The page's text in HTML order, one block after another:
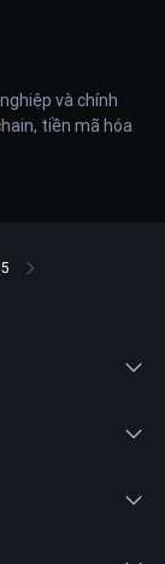
và chính
tiền mã hóa